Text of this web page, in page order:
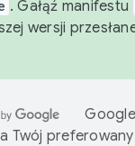
. Gałąź manifestu
wersji
Twój